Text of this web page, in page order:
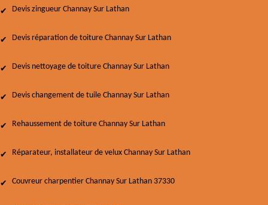
Devis zingueur Channay Sur Lathan
Devis réparation de toiture Channay Sur Lathan
Devis nettoyage de toiture Channay Sur Lathan
Devis changement de tuile Channay Sur Lathan
Rehaussement de toiture Channay Sur Lathan
Réparateur, installateur de velux Channay Sur Lathan
Couvreur charpentier Channay Sur Lathan 37330